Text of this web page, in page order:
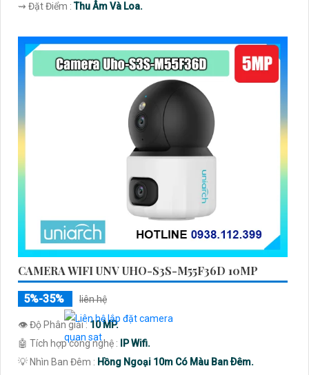
️⇝ Đặt Điểm :Thu Âm Và Loa.
CAMERA WIFI UNV UHO-S3S-M55F36D 10MP
5%-35% liên hệ
👁 Độ Phân giải :10 MP.
🤖️ Tích hợp công nghệ :
IP Wifi.
💡 Nhìn Ban Đêm : Hồng Ngoại 10m Có Màu Ban Ðêm.